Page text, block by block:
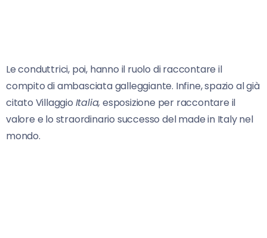
Le conduttrici, poi, hanno il ruolo di raccontare il
compito di ambasciata galleggiante. Infine, spazio al già
citato Villaggio Italia, esposizione per raccontare il
valore e lo straordinario successo del made in Italy nel
mondo.